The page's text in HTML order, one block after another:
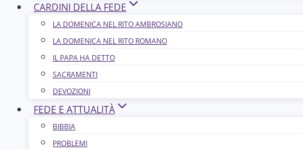
CARDINI DELLA FEDE
LA DOMENICA NEL R​​​​​​ITO AMBROSIANO
LA DOMENICA NEL RITO ROMANO
IL PAPA HA DETTO
SACRAMENTI
DEVOZIONI
FEDE E ATTUALITÀ
BIBBIA
PROBLEMI